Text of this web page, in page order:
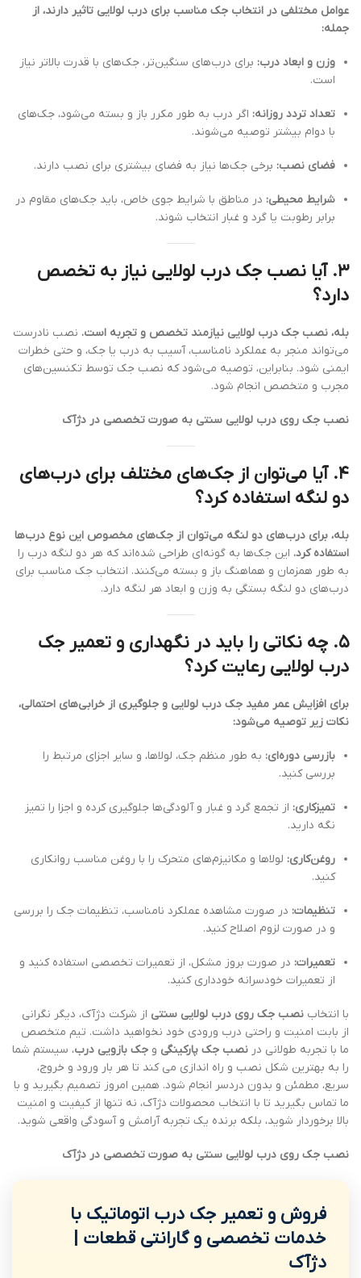
عوامل مختلفی در انتخاب جک مناسب برای درب لولایی تاثیر دارند، از
جمله:
وزن و ابعاد درب: برای درب‌های سنگین‌تر، جک‌های با قدرت بالاتر نیاز
است.
تعداد تردد روزانه: اگر درب به طور مکرر باز و بسته می‌شود، جک‌های
با دوام بیشتر توصیه می‌شوند.
فضای نصب: برخی جک‌ها نیاز به فضای بیشتری برای نصب دارند.
شرایط محیطی: در مناطق با شرایط جوی خاص، باید جک‌های مقاوم در
برابر رطوبت یا گرد و غبار انتخاب شوند.
۳. آیا نصب جک درب لولایی نیاز به تخصص
دارد؟
بله، نصب جک درب لولایی نیازمند تخصص و تجربه است. نصب نادرست
می‌تواند منجر به عملکرد نامناسب، آسیب به درب یا جک، و حتی خطرات
ایمنی شود. بنابراین، توصیه می‌شود که نصب جک توسط تکنسین‌های
مجرب و متخصص انجام شود.
نصب جک روی درب لولایی سنتی به صورت تخصصی در دژآک
۴. آیا می‌توان از جک‌های مختلف برای درب‌های
دو لنگه استفاده کرد؟
بله، برای درب‌های دو لنگه می‌توان از جک‌های مخصوص این نوع درب‌ها
استفاده کرد. این جک‌ها به گونه‌ای طراحی شده‌اند که هر دو لنگه درب را
به طور همزمان و هماهنگ باز و بسته می‌کنند. انتخاب جک مناسب برای
درب‌های دو لنگه بستگی به وزن و ابعاد هر لنگه دارد.
۵. چه نکاتی را باید در نگهداری و تعمیر جک
درب لولایی رعایت کرد؟
برای افزایش عمر مفید جک درب لولایی و جلوگیری از خرابی‌های احتمالی،
نکات زیر توصیه می‌شود:
بازرسی دوره‌ای: به طور منظم جک، لولاها، و سایر اجزای مرتبط را
بررسی کنید.
تمیزکاری: از تجمع گرد و غبار و آلودگی‌ها جلوگیری کرده و اجزا را تمیز
نگه دارید.
روغن‌کاری: لولاها و مکانیزم‌های متحرک را با روغن مناسب روانکاری
کنید.
تنظیمات: در صورت مشاهده عملکرد نامناسب، تنظیمات جک را بررسی
و در صورت لزوم اصلاح کنید.
تعمیرات: در صورت بروز مشکل، از تعمیرات تخصصی استفاده کنید و
از تعمیرات خودسرانه خودداری کنید.
با انتخاب نصب جک روی درب لولایی سنتی از شرکت دژآک، دیگر نگرانی
از بابت امنیت و راحتی درب ورودی خود نخواهید داشت. تیم متخصص
ما با تجربه طولانی در نصب جک پارکینگی و جک بازویی درب، سیستم شما
را به بهترین شکل نصب و راه اندازی می کند تا هر بار ورود و خروج،
سریع، مطمئن و بدون دردسر انجام شود. همین امروز تصمیم بگیرید و با
ما تماس بگیرید تا با انتخاب محصولات دژآک، نه تنها از کیفیت و امنیت
بالا برخوردار شوید، بلکه برنده یک تجربه آرامش و آسودگی واقعی شوید.
نصب جک روی درب لولایی سنتی به صورت تخصصی در دژآک
فروش و تعمیر جک درب اتوماتیک با
خدمات تخصصی و گارانتی قطعات |
دژآک